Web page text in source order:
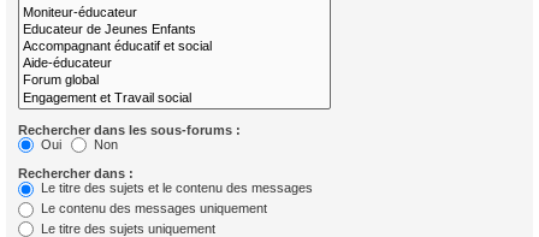
Rechercher dans les sous-forums :
Oui
Non
Rechercher dans :
Le titre des sujets et le contenu des messages
Le contenu des messages uniquement
Le titre des sujets uniquement